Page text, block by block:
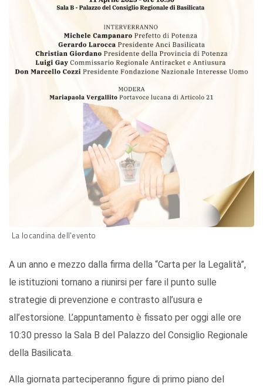
La locandina dell'evento
A un anno e mezzo dalla firma della “Carta per la Legalità”,
le istituzioni tornano a riunirsi per fare il punto sulle
strategie di prevenzione e contrasto all’usura e
all’estorsione. L’appuntamento è fissato per oggi alle ore
10:30 presso la Sala B del Palazzo del Consiglio Regionale
della Basilicata.
Alla giornata parteciperanno figure di primo piano del